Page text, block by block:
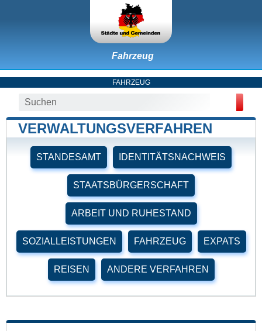
Fahrzeug
FAHRZEUG
VERWALTUNGSVERFAHREN
STANDESAMT IDENTITÄTSNACHWEIS
STAATSBÜRGERSCHAFT
ARBEIT UND RUHESTAND
SOZIALLEISTUNGEN FAHRZEUG EXPATS
REISEN ANDERE VERFAHREN